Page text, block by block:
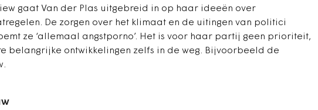
gaat Van der Plas uitgebreid in op haar ideeën over
De zorgen over het klimaat en de uitingen van politici
ze ‘allemaal angstporno’. Het is voor haar partij geen prioriteit,
belangrijke ontwikkelingen zelfs in de weg. Bijvoorbeeld de